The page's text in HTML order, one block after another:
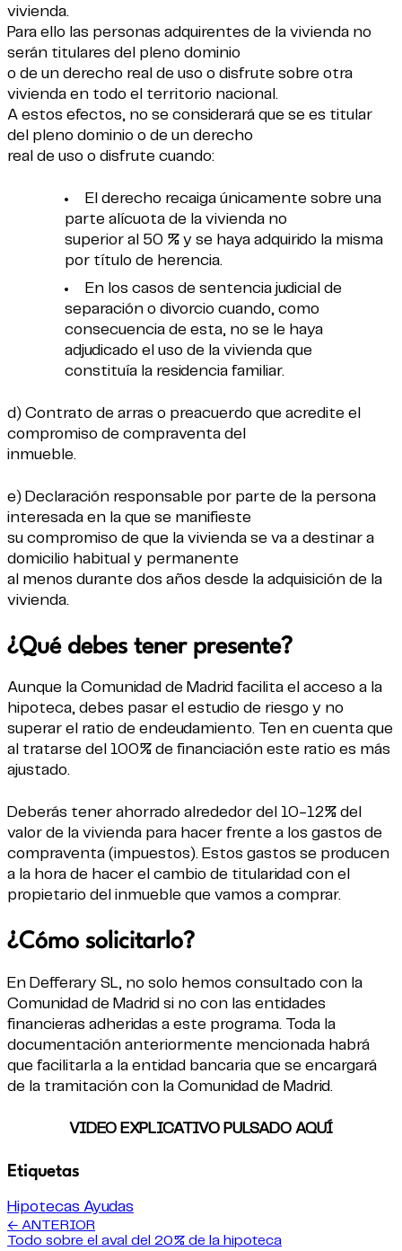
vivienda.
Para ello las personas adquirentes de la vivienda no
serán titulares del pleno dominio
o de un derecho real de uso o disfrute sobre otra
vivienda en todo el territorio nacional.
A estos efectos, no se considerará que se es titular
del pleno dominio o de un derecho
real de uso o disfrute cuando:
El derecho recaiga únicamente sobre una
parte alícuota de la vivienda no
superior al 50 % y se haya adquirido la misma
por título de herencia.
En los casos de sentencia judicial de
separación o divorcio cuando, como
consecuencia de esta, no se le haya
adjudicado el uso de la vivienda que
constituía la residencia familiar.
d) Contrato de arras o preacuerdo que acredite el
compromiso de compraventa del
inmueble.
e) Declaración responsable por parte de la persona
interesada en la que se manifieste
su compromiso de que la vivienda se va a destinar a
domicilio habitual y permanente
al menos durante dos años desde la adquisición de la
vivienda.
¿Qué debes tener presente?
Aunque la Comunidad de Madrid facilita el acceso a la
hipoteca, debes pasar el estudio de riesgo y no
superar el ratio de endeudamiento. Ten en cuenta que
al tratarse del 100% de financiación este ratio es más
ajustado.
Deberás tener ahorrado alrededor del 10-12% del
valor de la vivienda para hacer frente a los gastos de
compraventa (impuestos). Estos gastos se producen
a la hora de hacer el cambio de titularidad con el
propietario del inmueble que vamos a comprar.
¿Cómo solicitarlo?
En Defferary SL, no solo hemos consultado con la
Comunidad de Madrid si no con las entidades
financieras adheridas a este programa. Toda la
documentación anteriormente mencionada habrá
que facilitarla a la entidad bancaria que se encargará
de la tramitación con la Comunidad de Madrid.
VIDEO EXPLICATIVO PULSADO AQUÍ
Etiquetas
Hipotecas Ayudas
← ANTERIOR
Todo sobre el aval del 20% de la hipoteca